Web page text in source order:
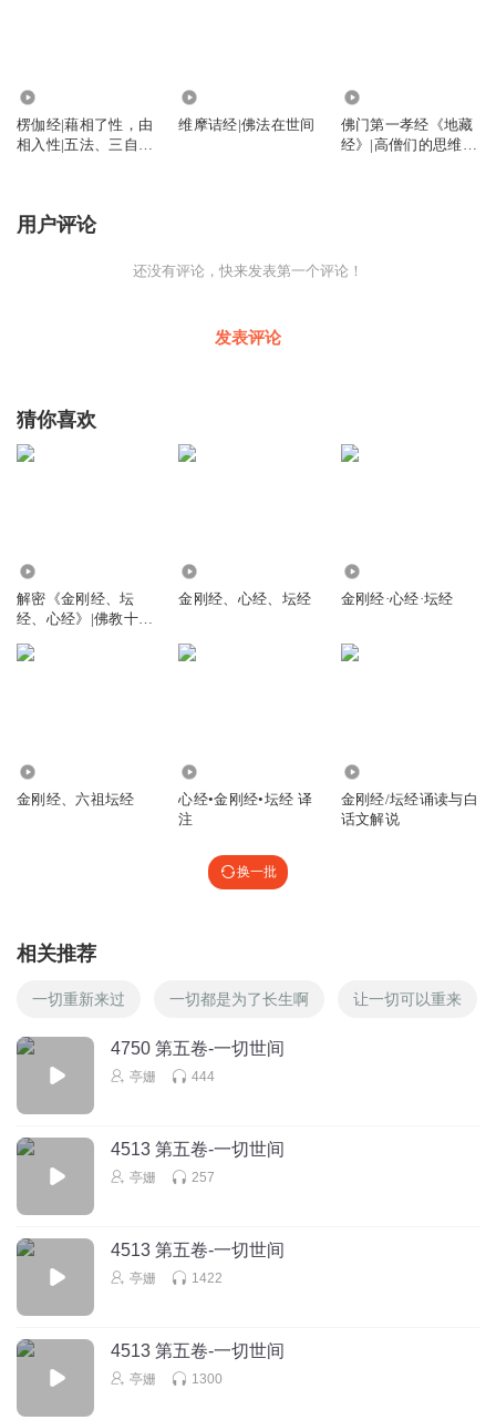
楞伽经|藉相了性，由
相入性|五法、三自
维摩诘经|佛法在世间
佛门第一孝经《地藏
经》|高僧们的思维智
用户评论
还没有评论，快来发表第一个评论！
发表评论
猜你喜欢
解密《金刚经、坛
经、心经》|佛教十三
金刚经、心经、坛经 金刚经·心经·坛经
金刚经、六祖坛经
心经•金刚经•坛经 译
注
金刚经/坛经诵读与白
话文解说
换一批
相关推荐
一切重新来过 一切都是为了长生啊 让一切可以重来
4750 第五卷-一切世间
亭姗 444
4513 第五卷-一切世间
亭姗 257
4513 第五卷-一切世间
亭姗 1422
4513 第五卷-一切世间
亭姗 1300